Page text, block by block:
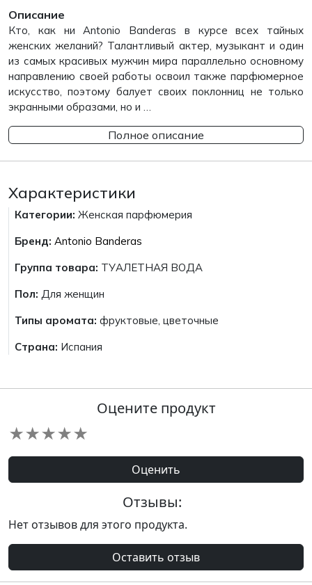
Описание
Кто, как ни Antonio Banderas в курсе всех тайных
женских желаний? Талантливый актер, музыкант и один
из самых красивых мужчин мира параллельно основному
направлению своей работы освоил также парфюмерное
искусство, поэтому балует своих поклонниц не только
экранными образами, но и …
Полное описание
Характеристики
Категории: Женская парфюмерия
Бренд: Antonio Banderas
Группа товара: ТУАЛЕТНАЯ ВОДА
Пол: Для женщин
Типы аромата: фруктовые, цветочные
Страна: Испания
Оцените продукт
★
★
★
★
★
Оценить
Отзывы:
Нет отзывов для этого продукта.
Оставить отзыв